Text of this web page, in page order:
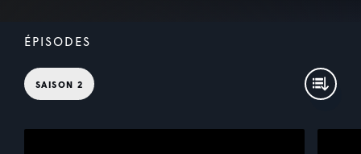
ÉPISODES
SAISON 2